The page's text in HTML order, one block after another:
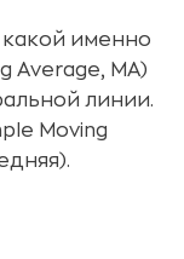
именно
Average, MA)
линии.
Moving